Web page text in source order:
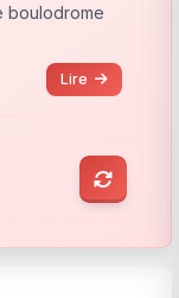
boulodrome
Lire